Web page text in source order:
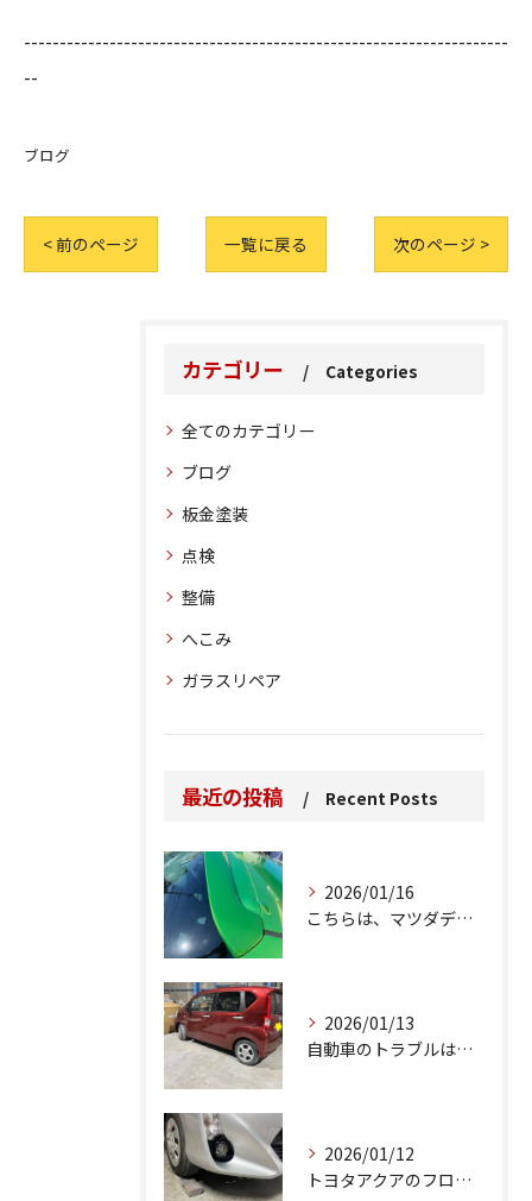
--------------------------------------------------------------------
--
ブログ
< 前のページ 一覧に戻る 次のページ >
カテゴリー Categories
全てのカテゴリー
ブログ
板金塗装
点検
整備
へこみ
ガラスリペア
最近の投稿 Recent Posts
2026/01/16
こちらは、マツダデミオのゲートのルーフスポイラーで、経年劣化...
2026/01/13
自動車のトラブルは、日常生活において避けられない出来事の一つ...
2026/01/12
トヨタアクアのフロントバンパーの右下側を縁石にぶつけてできた...